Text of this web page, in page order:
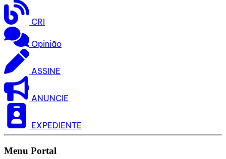
CRI
Opinião
ASSINE
ANUNCIE
EXPEDIENTE
Menu Portal